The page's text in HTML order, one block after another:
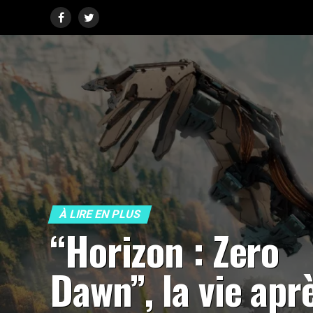
À LIRE EN PLUS
“Horizon : Zero
Dawn”, la vie